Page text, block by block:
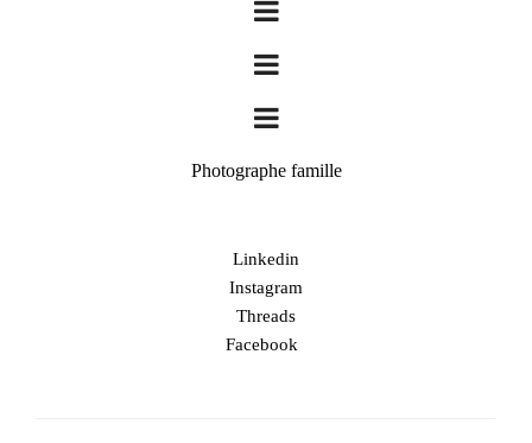
Photographe famille
Linkedin
Instagram
Threads
Facebook